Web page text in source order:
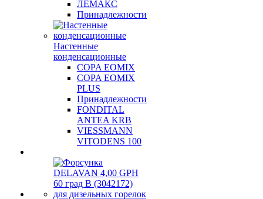
ЛЕМАКС
Принадлежности
Настенные
конденсационные
COPA EOMIX
COPA EOMIX
PLUS
Принадлежности
FONDITAL
ANTEA KRB
VIESSMANN
VITODENS 100